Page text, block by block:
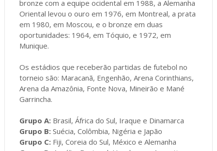
bronze com a equipe ocidental em 1988, a Alemanha
Oriental levou o ouro em 1976, em Montreal, a prata
em 1980, em Moscou, e o bronze em duas
oportunidades: 1964, em Tóquio, e 1972, em
Munique.
Os estádios que receberão partidas de futebol no
torneio são: Maracanã, Engenhão, Arena Corinthians,
Arena da Amazônia, Fonte Nova, Mineirão e Mané
Garrincha.
Grupo A: Brasil, África do Sul, Iraque e Dinamarca
Grupo B: Suécia, Colômbia, Nigéria e Japão
Grupo C: Fiji, Coreia do Sul, México e Alemanha